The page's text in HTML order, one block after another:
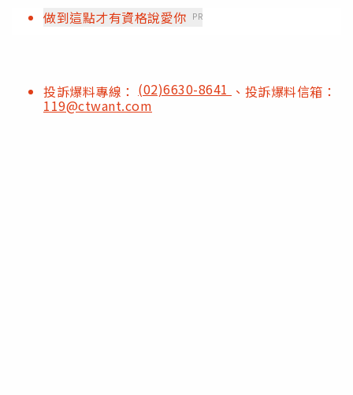
做到這點才有資格說愛你 PR
投訴爆料專線： (02)6630-8641 、投訴爆料信箱：
119@ctwant.com